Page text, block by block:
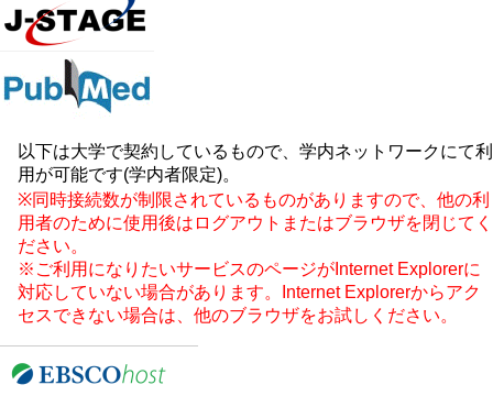
以下は大学で契約しているもので、学内ネットワークにて利
用が可能です(学内者限定)。
※同時接続数が制限されているものがありますので、他の利
用者のために使用後はログアウトまたはブラウザを閉じてく
ださい。
※ご利用になりたいサービスのページがInternet Explorerに
対応していない場合があります。Internet Explorerからアク
セスできない場合は、他のブラウザをお試しください。